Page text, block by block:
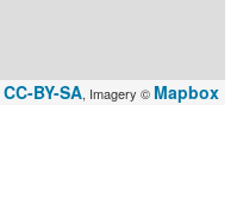
CC-BY-SA, Imagery © Mapbox